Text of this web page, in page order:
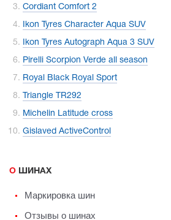
Cordiant Comfort 2
Ikon Tyres Character Aqua SUV
Ikon Tyres Autograph Aqua 3 SUV
Pirelli Scorpion Verde all season
Royal Black Royal Sport
Triangle TR292
Michelin Latitude cross
Gislaved ActiveControl
О ШИНАХ
Маркировка шин
Отзывы о шинах